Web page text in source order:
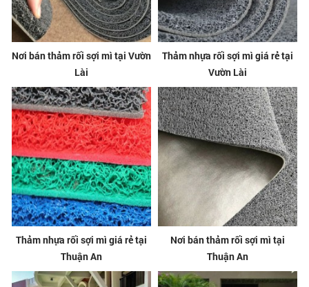
Nơi bán thảm rối sợi mì tại Vườn
Lài
Thảm nhựa rối sợi mì giá rẻ tại
Vườn Lài
Thảm nhựa rối sợi mì giá rẻ tại
Thuận An
Nơi bán thảm rối sợi mì tại
Thuận An